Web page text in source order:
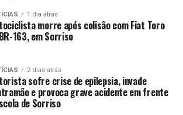
1 dia atrás
morre após colisão com Fiat Toro
163, em Sorriso
2 dias atrás
sofre crise de epilepsia, invade
e provoca grave acidente em frente
de Sorriso